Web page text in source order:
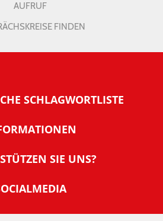
AUFRUF
FINDEN
SCHLAGWORTLISTE
NachDenkSeiten
der NachDenkSeiten
E-Mail-Signaturen
SIE UNS?